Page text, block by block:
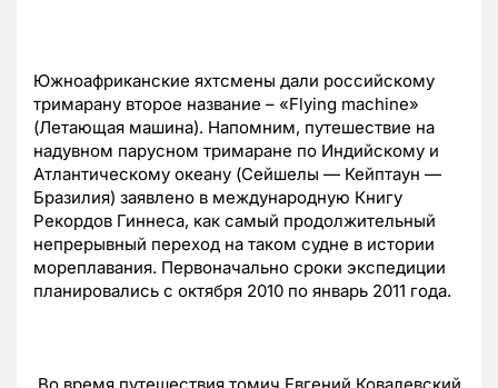
Южноафриканские яхтсмены дали российскому
тримарану второе название – «Flying machine»
(Летающая машина). Напомним, путешествие на
надувном парусном тримаране по Индийскому и
Атлантическому океану (Сейшелы — Кейптаун —
Бразилия) заявлено в международную Книгу
Рекордов Гиннеса, как самый продолжительный
непрерывный переход на таком судне в истории
мореплавания. Первоначально сроки экспедиции
планировались с октября 2010 по январь 2011 года.